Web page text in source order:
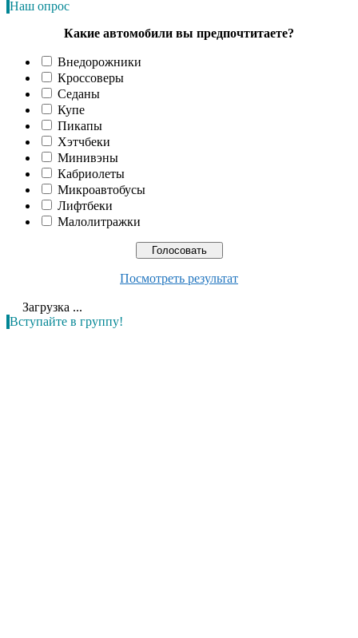
Наш опрос
Какие автомобили вы предпочтитаете?
Внедорожники
Кроссоверы
Седаны
Купе
Пикапы
Хэтчбеки
Минивэны
Кабриолеты
Микроавтобусы
Лифтбеки
Малолитражки
Посмотреть результат
Загрузка ...
Вступайте в группу!